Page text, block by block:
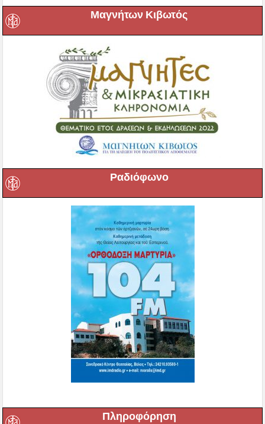
Μαγνήτων Κιβωτός
Ραδιόφωνο
Πληροφόρηση